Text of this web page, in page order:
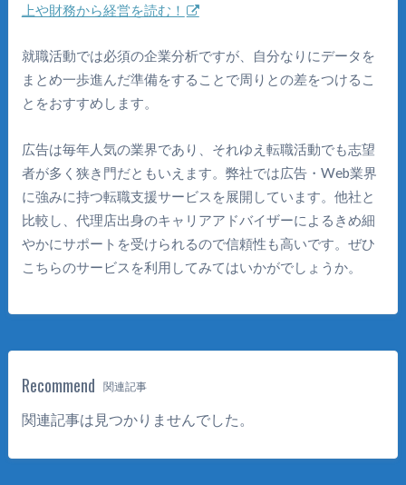
上や財務から経営を読む！
就職活動では必須の企業分析ですが、自分なりにデータを
まとめ一歩進んだ準備をすることで周りとの差をつけるこ
とをおすすめします。
広告は毎年人気の業界であり、それゆえ転職活動でも志望
者が多く狭き門だともいえます。弊社では広告・Web業界
に強みに持つ転職支援サービスを展開しています。他社と
比較し、代理店出身のキャリアアドバイザーによるきめ細
やかにサポートを受けられるので信頼性も高いです。ぜひ
こちらのサービスを利用してみてはいかがでしょうか。
Recommend 関連記事
関連記事は見つかりませんでした。